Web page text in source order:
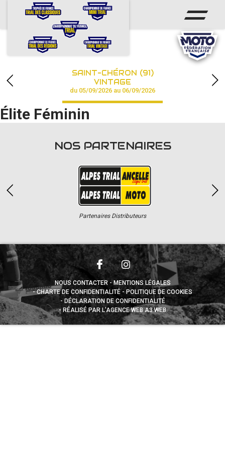
ACCUEIL
CALENDRIER
CHAMPIONNAT
RÉSULTATS
PHOTOS / VIDÉOS
PARTENAIRES
SAINT-CHÉRON (91)
VINTAGE
du 05/09/2026 au 06/09/2026
Élite Féminin
NOS PARTENAIRES
Partenaires Distributeurs
NOUS CONTACTER
MENTIONS LÉGALES
CHARTE DE CONFIDENTIALITÉ
POLITIQUE DE COOKIES
DÉCLARATION DE CONFIDENTIALITÉ
RÉALISÉ PAR L’AGENCE WEB A3 WEB